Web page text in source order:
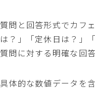
質問と回答形式でカフ
は？」「定休日は？」
質問に対する明確な回
具体的な数値データを